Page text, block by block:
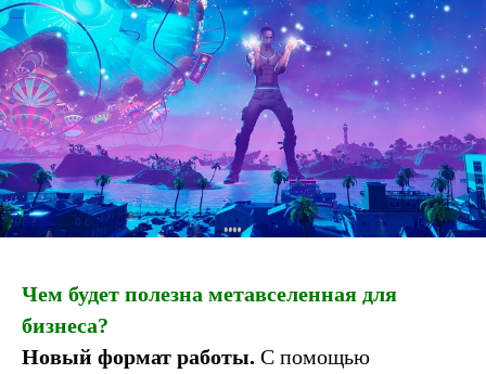
Чем будет полезна метавселенная для
бизнеса?
Новый формат работы. С помощью